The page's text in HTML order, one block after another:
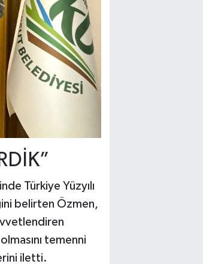
Türkiye Yüzyılı
belirten Özmen,
temenni
iletti.